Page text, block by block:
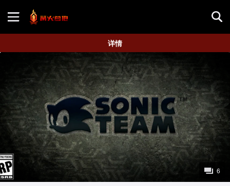
游戏评测
地图攻略
详情
P
l
a
6